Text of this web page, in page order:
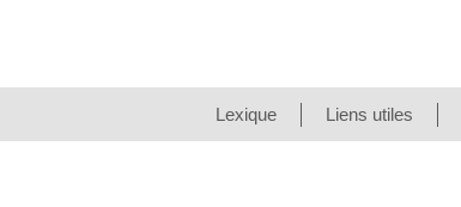
Lexique Liens utiles